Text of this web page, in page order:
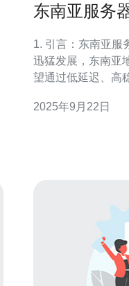
东南亚服务
1. 引言：东南亚服务器的崛起 随着
迅猛发展，东南亚地区
望通过低延迟、高稳
南亚服务器的优势和不足。 通过这些评
2025年9月22日